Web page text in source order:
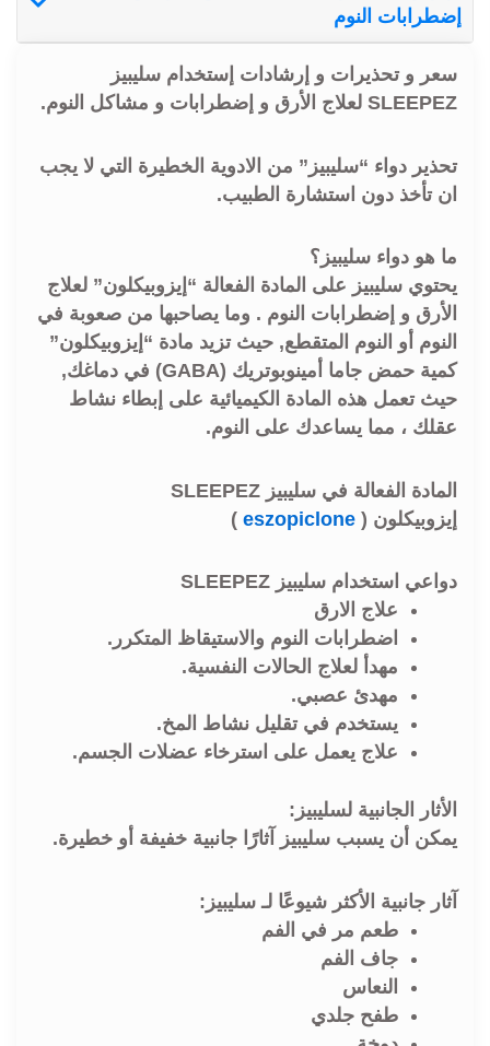
إضطرابات النوم
سعر و تحذيرات و إرشادات إستخدام سليبيز
SLEEPEZ لعلاج الأرق و إضطرابات و مشاكل النوم.
تحذير دواء “سليبيز” من الادوية الخطيرة التي لا يجب
ان تأخذ دون استشارة الطبيب.
ما هو دواء سليبيز؟
يحتوي سليبيز على المادة الفعالة “إيزوبيكلون” لعلاج
الأرق و إضطرابات النوم . وما يصاحبها من صعوبة في
النوم أو النوم المتقطع, حيث تزيد مادة “إيزوبيكلون”
كمية حمض جاما أمينوبوتريك (GABA) في دماغك,
حيث تعمل هذه المادة الكيميائية على إبطاء نشاط
عقلك ، مما يساعدك على النوم.
المادة الفعالة في سليبيز SLEEPEZ
إيزوبيكلون ( eszopiclone
)
دواعي استخدام سليبيز SLEEPEZ
علاج الارق
اضطرابات النوم والاستيقاظ المتكرر.
مهدأ لعلاج الحالات النفسية.
مهدئ عصبي.
يستخدم في تقليل نشاط المخ.
علاج يعمل على استرخاء عضلات الجسم.
الأثار الجانبية لسليبيز:
يمكن أن يسبب سليبيز آثارًا جانبية خفيفة أو خطيرة.
آثار جانبية الأكثر شيوعًا لـ سليبيز:
طعم مر في الفم
جاف الفم
النعاس
طفح جلدي